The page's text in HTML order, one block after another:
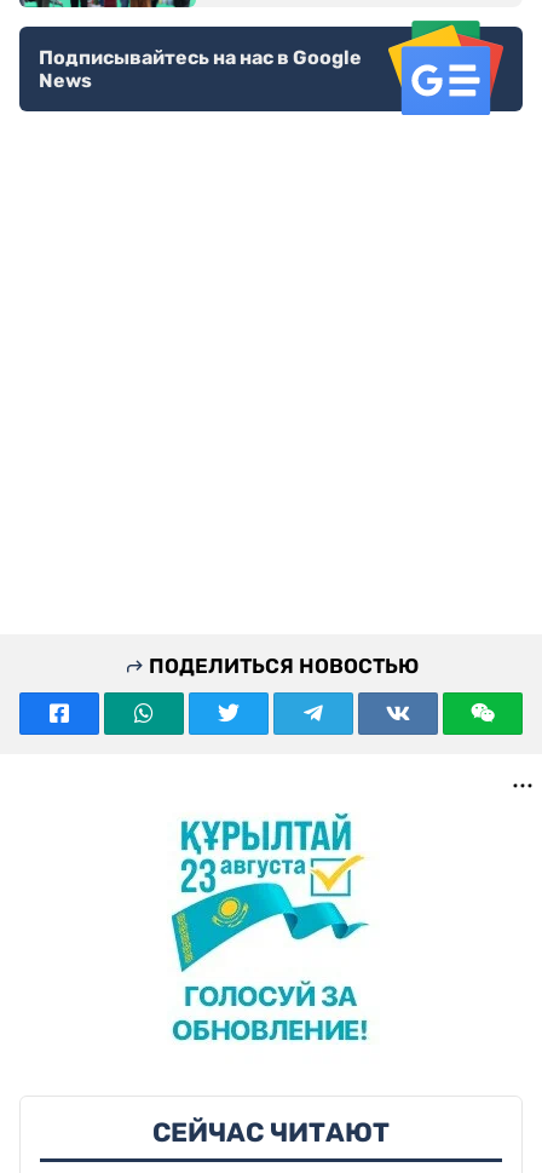
Подписывайтесь на нас в Google
News
ПОДЕЛИТЬСЯ НОВОСТЬЮ
СЕЙЧАС ЧИТАЮТ